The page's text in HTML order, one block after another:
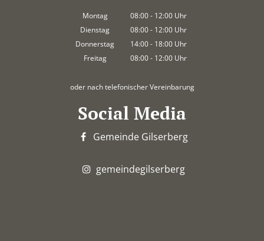
Montag 08:00- 12:00 Uhr
Von 08:00 bis 12:00 Uhr
Dienstag 08:00- 12:00 Uhr
Von 08:00 bis 12:00 Uhr
Donnerstag 14:00- 18:00 Uhr
Von 14:00 bis 18:00 Uhr
Freitag 08:00- 12:00 Uhr
oder nach telefonischer Vereinbarung
Social Media
Gemeinde Gilserberg
gemeindegilserberg